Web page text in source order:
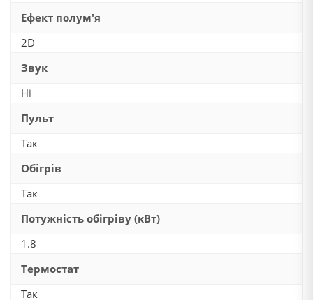
Ефект полум'я
2D
Звук
Ні
Пульт
Так
Обігрів
Так
Потужність обігріву (кВт)
1.8
Термостат
Так